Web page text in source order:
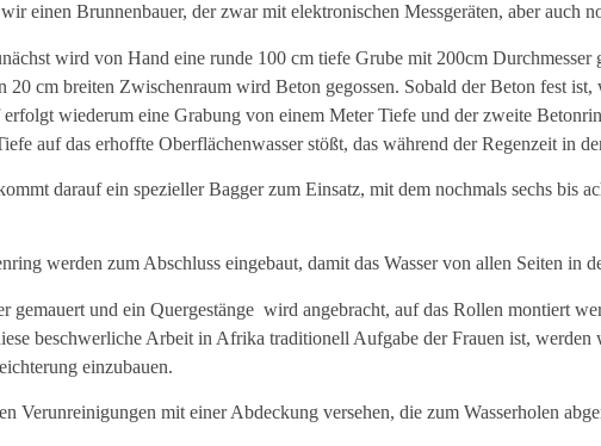
einen Brunnenbauer, der zwar mit elektronischen Messgeräten, aber auch
wird von Hand eine runde 100 cm tiefe Grube mit 200cm
cm breiten Zwischenraum wird Beton gegossen. Sobald der Beton fest
wiederum eine Grabung von einem Meter Tiefe und der zweite
auf das erhoffte Oberflächenwasser stößt, das während der Regenzeit in
darauf ein spezieller Bagger zum Einsatz, mit dem nochmals sechs bis
werden zum Abschluss eingebaut, damit das Wasser von allen Seiten in
gemauert und ein Quergestänge wird angebracht, auf das Rollen montiert
beschwerliche Arbeit in Afrika traditionell Aufgabe der Frauen ist, werden
einzubauen.
Verunreinigungen mit einer Abdeckung versehen, die zum Wasserholen